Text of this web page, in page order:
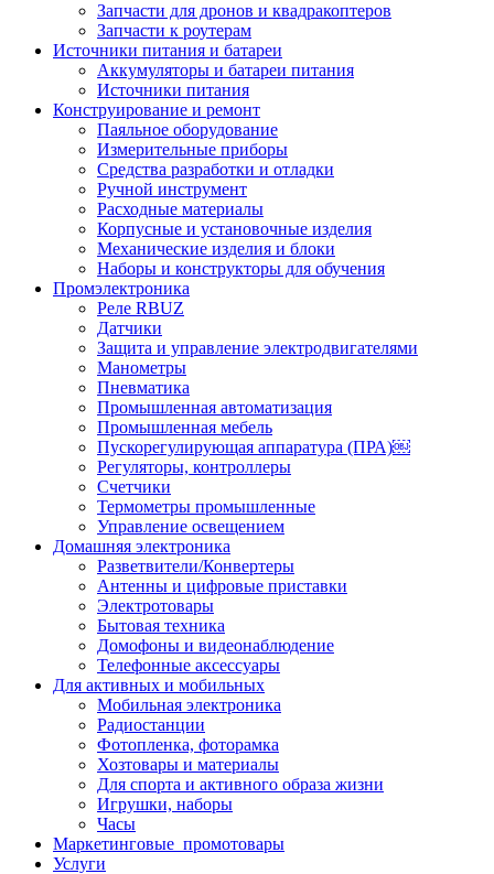
Запчасти для дронов и квадракоптеров
Запчасти к роутерам
Источники питания и батареи
Аккумуляторы и батареи питания
Источники питания
Конструирование и ремонт
Паяльное оборудование
Измерительные приборы
Средства разработки и отладки
Ручной инструмент
Расходные материалы
Корпусные и установочные изделия
Механические изделия и блоки
Наборы и конструкторы для обучения
Промэлектроника
Реле RBUZ
Датчики
Защита и управление электродвигателями
Манометры
Пневматика
Промышленная автоматизация
Промышленная мебель
Пускорегулирующая аппаратура (ПРА)￼
Регуляторы, контроллеры
Счетчики
Термометры промышленные
Управление освещением
Домашняя электроника
Разветвители/Конвертеры
Антенны и цифровые приставки
Электротовары
Бытовая техника
Домофоны и видеонаблюдение
Телефонные аксессуары
Для активных и мобильных
Мобильная электроника
Радиостанции
Фотопленка, фоторамка
Хозтовары и материалы
Для спорта и активного образа жизни
Игрушки, наборы
Часы
Маркетинговые_промотовары
Услуги